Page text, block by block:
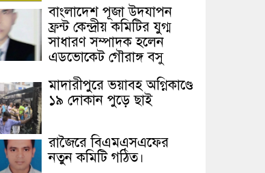
বাংলাদেশ পূজা উদযাপন
ফ্রন্ট কেন্দ্রীয় কমিটির যুগ্ম
সাধারণ সম্পাদক হলেন
এডভোকেট গৌরাঙ্গ বসু
মাদারীপুরে ভয়াবহ অগ্নিকাণ্ডে
১৯ দোকান পুড়ে ছাই
রাজৈরে বিএমএসএফের
নতুন কমিটি গঠিত।